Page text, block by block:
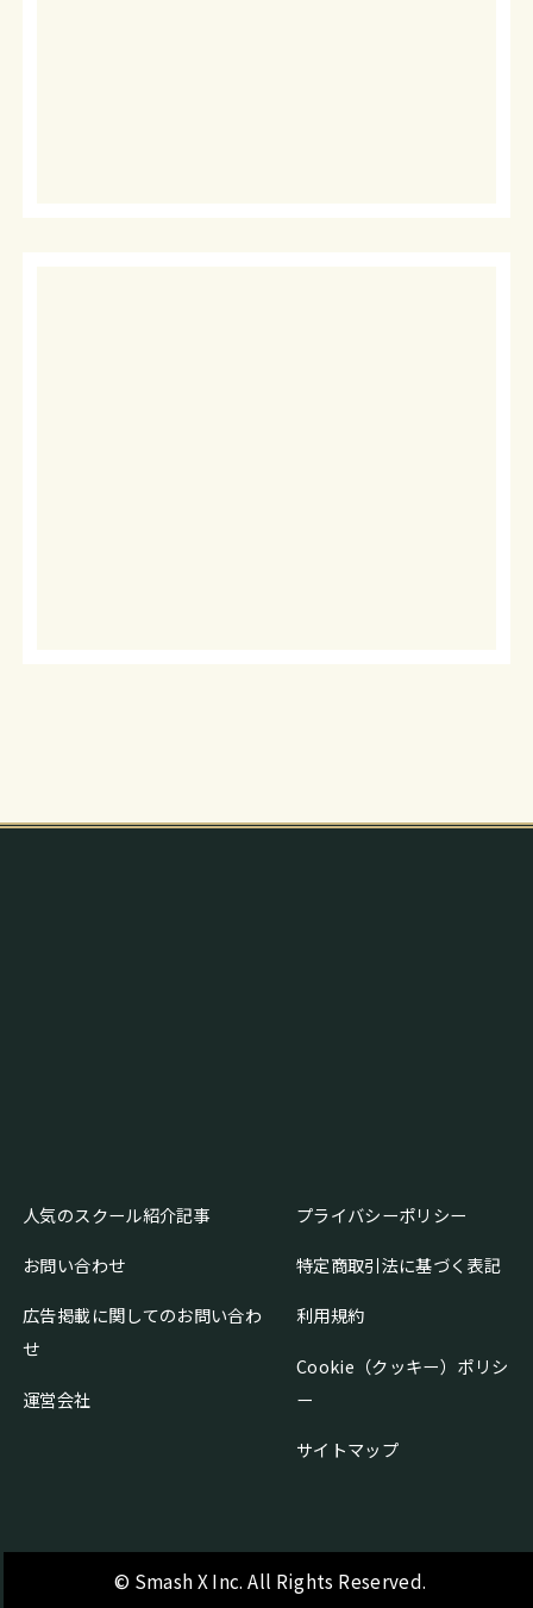
人気のスクール紹介記事
お問い合わせ
広告掲載に関してのお問い合わ
せ
運営会社
プライバシーポリシー
特定商取引法に基づく表記
利用規約
Cookie（クッキー）ポリシ
ー
サイトマップ
© Smash X Inc. All Rights Reserved.